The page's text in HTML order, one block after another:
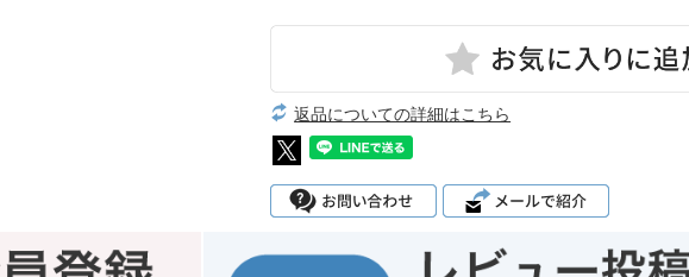
返品についての詳細はこちら